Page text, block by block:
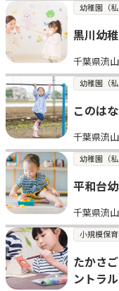
幼稚園（私
黒川幼
千葉県流
幼稚園（私
このは
千葉県流
幼稚園（私
平和台
千葉県流
小規模保育
たかさ
ントラ